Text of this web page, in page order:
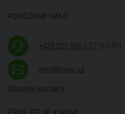
POMŮŽEME VÁM?
+420 220 555 077 (9-17h)
info@biooo.cz
Všechny kontakty